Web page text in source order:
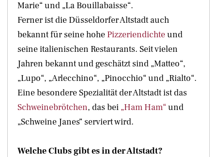
Marie“ und „La Bouillabaisse“.
Ferner ist die Düsseldorfer Altstadt auch
bekannt für seine hohe Pizzeriendichteund
seine italienischen Restaurants. Seit vielen
Jahren bekannt und geschätzt sind „Matteo“,
„Lupo“, „Arlecchino“, „Pinocchio“ und „Rialto“.
Eine besondere Spezialität der Altstadt ist das
Schweinebrötchen, das bei „Ham Ham“ und
„Schweine Janes“ serviert wird.
Welche Clubs gibt es in der Altstadt?